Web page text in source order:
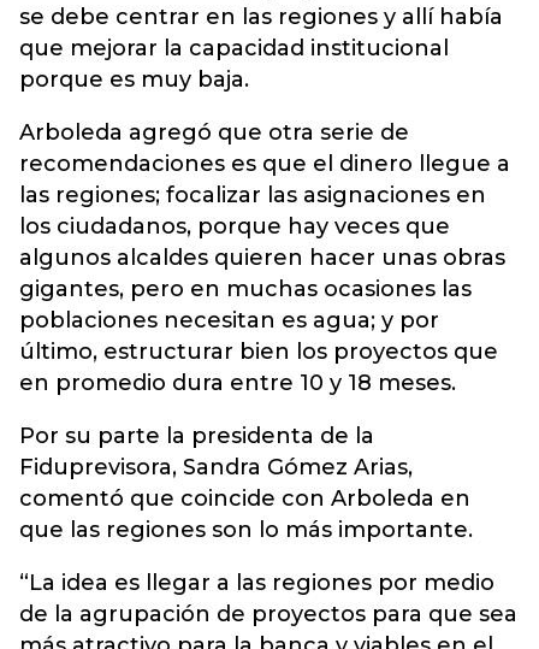
se debe centrar en las regiones y allí había
que mejorar la capacidad institucional
porque es muy baja.
Arboleda agregó que otra serie de
recomendaciones es que el dinero llegue a
las regiones; focalizar las asignaciones en
los ciudadanos, porque hay veces que
algunos alcaldes quieren hacer unas obras
gigantes, pero en muchas ocasiones las
poblaciones necesitan es agua; y por
último, estructurar bien los proyectos que
en promedio dura entre 10 y 18 meses.
Por su parte la presidenta de la
Fiduprevisora, Sandra Gómez Arias,
comentó que coincide con Arboleda en
que las regiones son lo más importante.
“La idea es llegar a las regiones por medio
de la agrupación de proyectos para que sea